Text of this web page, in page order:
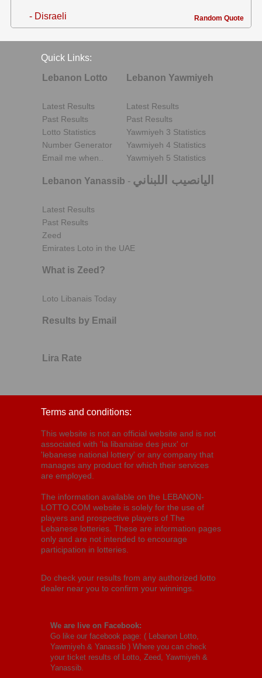
- Disraeli Random Quote
Quick Links:
Lebanon Lotto
Latest Results
Past Results
Lotto Statistics
Number Generator
Email me when..
Lebanon Yawmiyeh
Latest Results
Past Results
Yawmiyeh 3 Statistics
Yawmiyeh 4 Statistics
Yawmiyeh 5 Statistics
Lebanon Yanassib - اليانصيب اللبناني
Latest Results
Past Results
Zeed
Emirates Loto in the UAE
What is Zeed?
Loto Libanais Today
Results by Email
Lira Rate
Terms and conditions:
This website is not an official website and is not
associated with 'la libanaise des jeux' or
'lebanese national lottery' or any company that
manages any product for which their services
are employed.
The information available on the LEBANON-
LOTTO.COM website is solely for the use of
players and prospective players of The
Lebanese lotteries. These are information pages
only and are not intended to encourage
participation in lotteries.
Do check your results from any authorized lotto
dealer near you to confirm your winnings.
We are live on Facebook:
Go like our facebook page: ( Lebanon Lotto,
Yawmiyeh & Yanassib ) Where you can check
your ticket results of Lotto, Zeed, Yawmiyeh &
Yanassib.